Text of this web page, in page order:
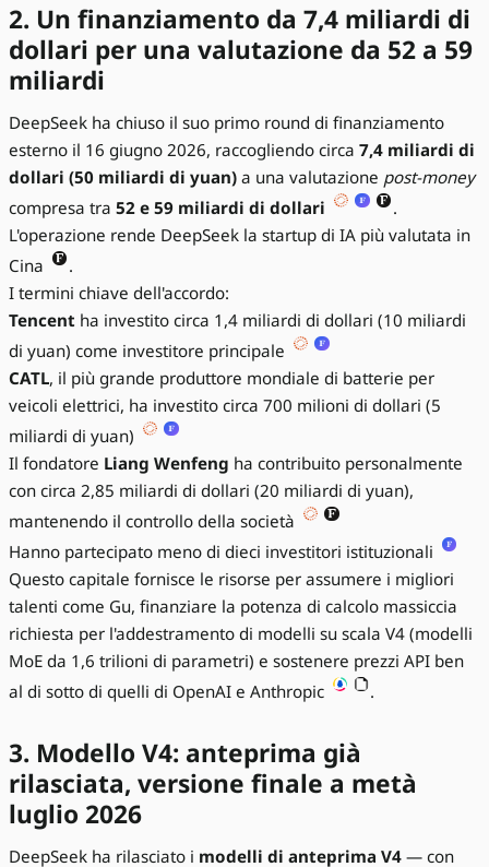
2. Un finanziamento da 7,4 miliardi di
dollari per una valutazione da 52 a 59
miliardi
DeepSeek ha chiuso il suo primo round di finanziamento
esterno il 16 giugno 2026, raccogliendo circa 7,4 miliardi di
dollari (50 miliardi di yuan) a una valutazione post-money
compresa tra 52 e 59 miliardi di dollari
.
L'operazione rende DeepSeek la startup di IA più valutata in
Cina
.
I termini chiave dell'accordo:
Tencent ha investito circa 1,4 miliardi di dollari (10 miliardi
di yuan) come investitore principale
CATL, il più grande produttore mondiale di batterie per
veicoli elettrici, ha investito circa 700 milioni di dollari (5
miliardi di yuan)
Il fondatore Liang Wenfeng ha contribuito personalmente
con circa 2,85 miliardi di dollari (20 miliardi di yuan),
mantenendo il controllo della società
Hanno partecipato meno di dieci investitori istituzionali
Questo capitale fornisce le risorse per assumere i migliori
talenti come Gu, finanziare la potenza di calcolo massiccia
richiesta per l'addestramento di modelli su scala V4 (modelli
MoE da 1,6 trilioni di parametri) e sostenere prezzi API ben
al di sotto di quelli di OpenAI e Anthropic
.
3. Modello V4: anteprima già
rilasciata, versione finale a metà
luglio 2026
DeepSeek ha rilasciato i modelli di anteprima V4 — con